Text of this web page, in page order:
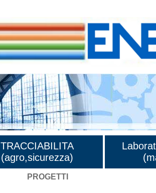
TRACCIABILITA
(agro,sicurezza)
PROGETTI